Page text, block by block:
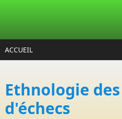
ACCUEIL
Ethnologie
d'échecs